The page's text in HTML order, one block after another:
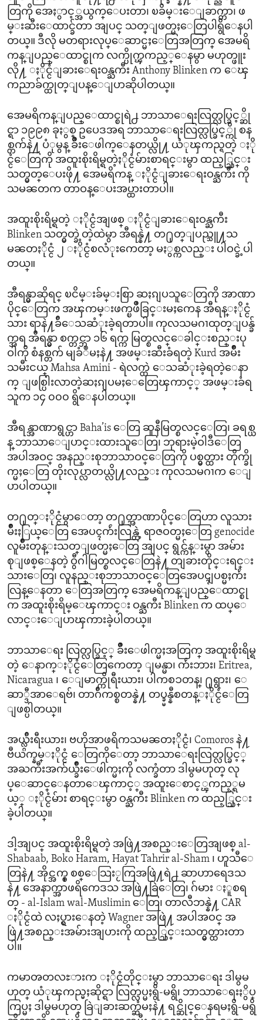
တြကို အေႏွာင့္အယွက္ေပးတာ၊ ၿခိမ္းေျခာက္တာ၊ ဖ
မ္းဆီးေထာင္ခ်တာ အျပင္ သတ္ျဖတ္မႈေတြပါရွိေနပါ
တယ္။ ဒီလို မတရားလုပ္ေဆာင္မႈေတြအတြက္ အေမရိ
ကန္ျပည္ေထာင္စုက လက္ပိုက္ၾကည့္ေနမွာ မဟုတ္ဖူး
လို႔ ႏိုင္ငံျခားေရးဝန္ႀကီး Anthony Blinken က ေၾ
ကညာခ်က္ထုတ္ျပန္ေျပာဆိုပါတယ္။
အေမရိကန္ျပည္ေထာင္စုရဲ႕ ဘာသာေရးလြတ္လပ္ခြင့္ဆို
င္ရာ ၁၉၉၈ ခုႏွစ္ ဥပေဒအရ ဘာသာေရးလြတ္လပ္ခြင့္ကို စန
စ္တက်နဲ႔ ပံုမွန္ ခ်ိဳးေဖါက္ေနတယ္လို႔ ယံုၾကည္ရတဲ့ ႏို
င္ငံေတြကို အထူးစိုးရိမ္ရတဲ့ႏိုင္ငံမ်ားစာရင္းမွာ ထည့္သြင္း
သတ္မွတ္ေပးဖို႔ အေမရိကန္ ႏိုင္ငံျခားေရးဝန္ႀကီး ကို
သမၼတက တာဝန္ေပးအပ္ထားတာပါ။
အထူးစိုးရိမ္ရတဲ့ ႏိုင္ငံအျဖစ္ ႏိုင္ငံျခားေရးဝန္ႀကီး
Blinken သတ္မွတ္ခဲ့တဲ့ထဲမွာ အီရန္နဲ႔ တ႐ုတ္ျပည္သူ႔သ
မၼတႏိုင္ငံ ၂ ႏိုင္ငံစလံုးကေတာ့ မႏွစ္ကလည္း ပါဝင္ခဲ့ပါ
တယ္။
အီရန္မွာဆိုရင္ ၿငိမ္းခ်မ္းစြာ ဆႏၵျပသူေတြကို အာဏာ
ပိုင္ေတြက အၾကမ္းဖက္ၿဖိဳခြင္းမႈကေန အီရန္ႏိုင္ငံ
သား ရာနဲ႔ခ်ီေသဆံုးခဲ့ရတာပါ။ ကုလသမဂၢထုတ္ျပန္ခ်
က္အရ အီရန္မွာ စက္တင္ဘာ ၁၆ ရက္က မြတ္စလင္ေခါင္းစည္းပု
ဝါကို စံနစ္တက် မျခံဳမႈနဲ႔ အဖမ္းဆီးခံရတဲ့ Kurd အမ်ိဳး
သမီးငယ္ Mahsa Amini - ရဲလက္ထဲ ေသဆံုးခဲ့ရတဲ့ေနာ
က္ ျဖစ္ပြါးလာတဲ့ဆႏၵျပမႈေတြေၾကာင့္ အဖမ္းခံရ
သူက ၁၄ ၀၀၀ ရွိေနပါတယ္။
အီရန္အာဏာရွင္ဟာ Baha’is ေတြ ဆူနီမြတ္စလင္ေတြ၊ ခရစ္ယ
န္ ဘာသာေျပာင္းထားသူေတြ၊ ဘုရားမဲ့ဝါဒီေတြ
အပါအဝင္ အနည္းစုဘာသာဝင္ေတြကို ပစ္မွတ္ထား တိုက္ခို
က္မႈေတြ တိုးလုပ္လာတယ္လို႔လည္း ကုလသမဂၢက ေျ
ပာပါတယ္။
တ႐ုတ္ႏိုင္ငံမွာေတာ့ တ႐ုတ္အာဏာပိုင္ေတြဟာ လူသား
မ်ိဳးႏြယ္ေတြ အေပၚက်ဴးလြန္တဲ့ ရာဇဝတ္မႈေတြ genocide
လူမ်ိဳးတုန္းသတ္ျဖတ္မႈေတြ အျပင္ ရွင္က်န္းမွာ အမ်ား
စုျဖစ္ေနတဲ့ ဝွီဂါမြတ္စလင္ေတြနဲ႔ တျခားတိုင္းရင္း
သားေတြ၊ လူနည္းစုဘာသာဝင္ေတြအေပၚျပစ္မႈက်ဴး
လြန္ေနတာ ေတြအတြက္ အေမရိကန္ျပည္ေထာင္စု
က အထူးစိုးရိမ္ေၾကာင္း ဝန္ႀကီး Blinken က ထပ္ေ
လာင္းေျပာၾကားခဲ့ပါတယ္။
ဘာသာေရး လြတ္လပ္ခြင့္ ခ်ိဳးေဖါက္မႈအတြက္ အထူးစိုးရိမ္ရ
တဲ့ ေနာက္ႏိုင္ငံေတြကေတာ့ ျမန္မာ၊ က်ဴးဘား၊ Eritrea,
Nicaragua ၊ ေျမာက္ကိုရီးယား၊ ပါကစၥတန္၊ ႐ုရွား၊ ေ
ဆာ္ဒီအာေရဗ်၊ တာဂ်ီကစ္စတန္နဲ႔ တပ္ခ္မန္နီစတန္ႏိုင္ငံေတြ
ျဖစ္ပါတယ္။
အယ္လ္ဂ်ီးရီးယား၊ ဗဟိုအာဖရိကသမၼတႏိုင္ငံ၊ Comoros နဲ႔
ဗီယက္နမ္ႏိုင္ငံ ေတြကိုေတာ့ ဘာသာေရးလြတ္လပ္ခြင့္
အႀကီးအက်ယ္ခ်ိဳးေဖါက္မႈကို လက္ခံတာ ဒါမွမဟုတ္ လု
ပ္ေဆာင္ေနတာေၾကာင့္ အထူးေစာင့္ၾကည့္ရမ
ယ့္ ႏိုင္ငံမ်ား စာရင္းမွာ ဝန္ႀကီး Blinken က ထည့္သြင္း
ခဲ့ပါတယ္။
ဒါ့အျပင္ အထူးစိုးရိမ္ရတဲ့ အဖြဲ႔အစည္းေတြအျဖစ္ al-
Shabaab, Boko Haram, Hayat Tahrir al-Sham ၊ ဟူသီေ
တြနဲ႔ အိုင္အက္စ္ စစ္ေသြးႂကြအဖြဲ႔ရဲ႕ ဆာဟာရေဒသ
နဲ႔ အေနာက္အာဖရိကေဒသ အဖြဲ႔ခြဲေတြ၊ ဂ်မား ႏူစရ
တ္ - al-Islam wal-Muslimin ေတြ၊ တာလီဘန္နဲ႔ CAR
ႏိုင္ငံထဲ လႈပ္ရွားေနတဲ့ Wagner အဖြဲ႔ အပါအဝင္ အ
ဖြဲ႔အစည္းအမ်ားအျပားကို ထည့္သြင္းသတ္မွတ္ထားတာ
ပါ။
ကမာၻတလႊားက ႏိုင္ငံတိုင္းမွာ ဘာသာေရး ဒါမွမ
ဟုတ္ ယံုၾကည္မႈဆိုင္ရာ လြတ္လပ္မႈရွိ-မရွိ၊ ဘာသာေရးႏွိပ္
ကြပ္မႈ ဒါမွမဟုတ္ ခြဲျခားဆက္ဆံမႈနဲ႔ ရင္ဆိုင္ေနရမႈရွိ-မရွိ